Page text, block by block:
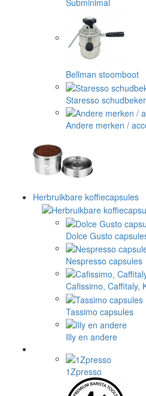
Subminimal
Bellman stoomboot
Staresso schudbeker
Andere merken /
Herbruikbare koffiecapsules
Dolce Gusto
Nespresso capsules
Cafissimo, Caffitaly,
Tassimo capsules
Illy en andere
1Zpresso